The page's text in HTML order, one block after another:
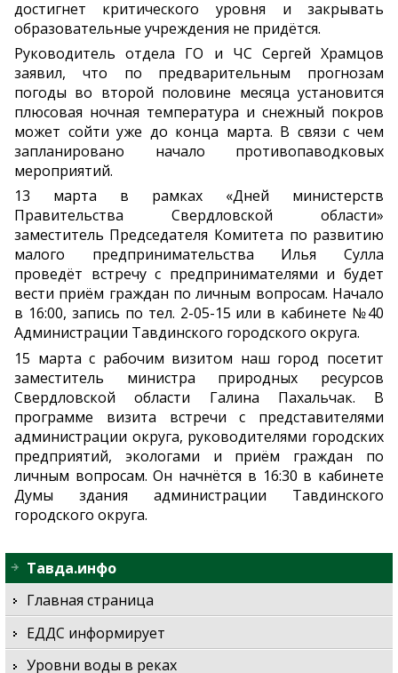
достигнет критического уровня и закрывать
образовательные учреждения не придётся.
Руководитель отдела ГО и ЧС Сергей Храмцов
заявил, что по предварительным прогнозам
погоды во второй половине месяца установится
плюсовая ночная температура и снежный покров
может сойти уже до конца марта. В связи с чем
запланировано начало противопаводковых
мероприятий.
13 марта в рамках «Дней министерств
Правительства Свердловской области»
заместитель Председателя Комитета по развитию
малого предпринимательства Илья Сулла
проведёт встречу с предпринимателями и будет
вести приём граждан по личным вопросам. Начало
в 16:00, запись по тел. 2-05-15 или в кабинете №40
Администрации Тавдинского городского округа.
15 марта с рабочим визитом наш город посетит
заместитель министра природных ресурсов
Свердловской области Галина Пахальчак. В
программе визита встречи с представителями
администрации округа, руководителями городских
предприятий, экологами и приём граждан по
личным вопросам. Он начнётся в 16:30 в кабинете
Думы здания администрации Тавдинского
городского округа.
Тавда.инфо
Главная страница
ЕДДС информирует
Уровни воды в реках